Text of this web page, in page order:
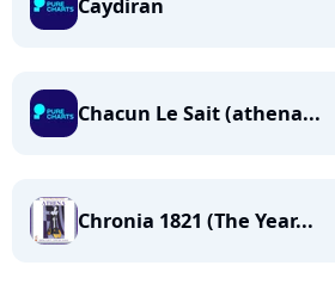
Caydiran
Chacun Le Sait (athena...
Chronia 1821 (The Year...